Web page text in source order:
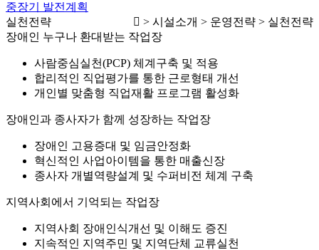
중장기 발전계획
> 시설소개 > 운영전략 > 실천전략
실천전략
장애인 누구나 환대받는 작업장
사람중심실천(PCP) 체계구축 및 적용
합리적인 직업평가를 통한 근로형태 개선
개인별 맞춤형 직업재활 프로그램 활성화
장애인과 종사자가 함께 성장하는 작업장
장애인 고용증대 및 임금안정화
혁신적인 사업아이템을 통한 매출신장
종사자 개별역량설계 및 수퍼비전 체계 구축
지역사회에서 기억되는 작업장
지역사회 장애인식개선 및 이해도 증진
지속적인 지역주민 및 지역단체 교류실천